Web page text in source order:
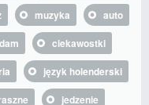
muzyka
auto
ciekawostki
język holenderski
jedzenie